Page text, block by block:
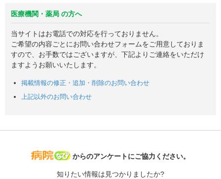
医療機関・薬局 の方へ
当サイトはお電話での対応を行っておりません。
ご希望の内容ごとにお問い合わせフォームをご用意しておりま
すので、お手数ではございますが、下記よりご連絡をいただけ
ますようお願いいたします。
掲載情報の修正・追加・削除のお問い合わせ
上記以外のお問い合わせ
病院なび
からのアンケートにご協力ください。
知りたい情報は見つかりましたか?